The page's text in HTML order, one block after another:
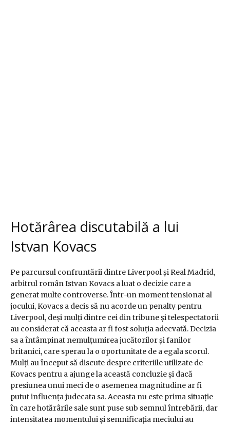
Hotărârea discutabilă a lui
Istvan Kovacs
Pe parcursul confruntării dintre Liverpool și Real Madrid,
arbitrul român Istvan Kovacs a luat o decizie care a
generat multe controverse. Într-un moment tensionat al
jocului, Kovacs a decis să nu acorde un penalty pentru
Liverpool, deși mulți dintre cei din tribune și telespectatorii
au considerat că aceasta ar fi fost soluția adecvată. Decizia
sa a întâmpinat nemulțumirea jucătorilor și fanilor
britanici, care sperau la o oportunitate de a egala scorul.
Mulți au început să discute despre criteriile utilizate de
Kovacs pentru a ajunge la această concluzie și dacă
presiunea unui meci de o asemenea magnitudine ar fi
putut influența judecata sa. Aceasta nu este prima situație
în care hotărârile sale sunt puse sub semnul întrebării, dar
intensitatea momentului și semnificația meciului au